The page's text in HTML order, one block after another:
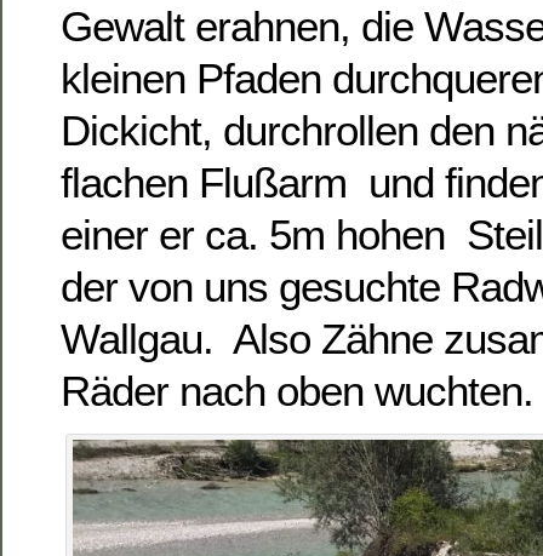
Gewalt erahnen, die
kleinen Pfaden
Dickicht, durchrollen den
flachen Flußarm und
einer er ca. 5m hohen
der von uns gesuchte
Wallgau. Also Zähne
Räder nach oben wuchten.